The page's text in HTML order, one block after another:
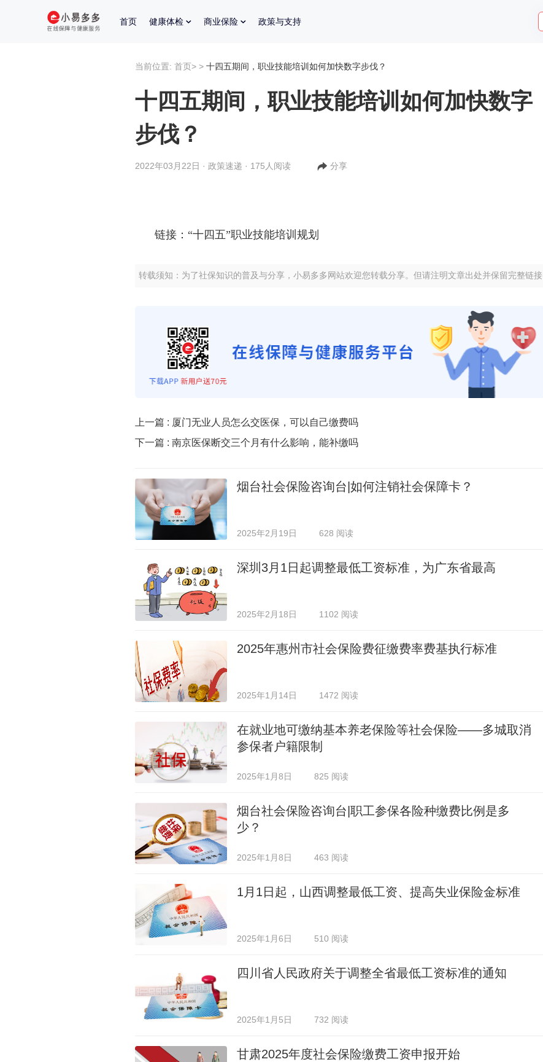
首页 健康体检 商业保险 政策与支持
当前位置: 首页> > 十四五期间，职业技能培训如何加快数字步伐？
十四五期间，职业技能培训如何加快数字
步伐？
2022年03月22日 · 政策速递 · 175人阅读 分享
链接：“十四五”职业技能培训规划
转载须知：为了社保知识的普及与分享，小易多多网站欢迎您转载分享。但请注明文章出处并保留完整链接
上一篇 : 厦门无业人员怎么交医保，可以自己缴费吗
下一篇 : 南京医保断交三个月有什么影响，能补缴吗
烟台社会保险咨询台|如何注销社会保障卡？
2025年2月19日 628 阅读
深圳3月1日起调整最低工资标准，为广东省最高
2025年2月18日 1102 阅读
2025年惠州市社会保险费征缴费率费基执行标准
2025年1月14日 1472 阅读
在就业地可缴纳基本养老保险等社会保险——多城取消
参保者户籍限制
2025年1月8日 825 阅读
烟台社会保险咨询台|职工参保各险种缴费比例是多
少？
2025年1月8日 463 阅读
1月1日起，山西调整最低工资、提高失业保险金标准
2025年1月6日 510 阅读
四川省人民政府关于调整全省最低工资标准的通知
2025年1月5日 732 阅读
甘肃2025年度社会保险缴费工资申报开始